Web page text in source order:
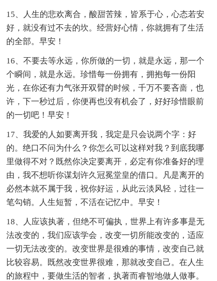
15、人生的悲欢离合，酸甜苦辣，皆系于心，心态若安
好，就没有过不去的坎。经营好心情，你就拥有了生活
的全部。早安！
16、不要去等永远，你所做的一切，就是永远，那一个
个瞬间，就是永远。珍惜每一份拥有，拥抱每一份阳
光，在你还有力气张开双臂的时候，千万不要吝啬，也
许，下一秒过后，你便再也没有机会了，好好珍惜眼前
的一切吧！早安！
17、我爱的人如要离开我，我定是只会说两个字：好
的。绝口不问为什么？你怎么可以这样对我？到底我哪
里做得不对？既然你决定要离开，必定有你准备好的理
由，我不想听你谋划许久冠冕堂皇的借口。凡是离开的
必然本就不属于我，祝你好运，从此云淡风轻，过往一
笔勾销。人生短暂，不活在记忆中。早安！
18、人应该执著，但绝不可偏执，世界上有许多事是无
法改变的，我们应该学会，改变一切所能改变的，适应
一切无法改变的。改变世界是很难的事情，改变自己就
比较容易。既然改变世界很难，那就改变自己。在人生
的旅程中，要做生活的智者，执著而睿智地做人做事。